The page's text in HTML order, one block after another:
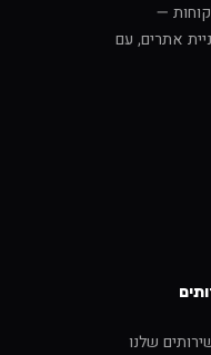
—
אתרים, עם
שלנו